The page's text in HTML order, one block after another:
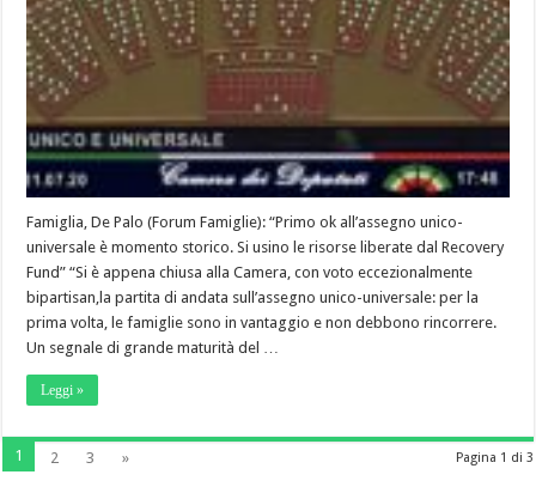
Famiglia, De Palo (Forum Famiglie): “Primo ok all’assegno unico-
universale è momento storico. Si usino le risorse liberate dal Recovery
Fund” “Si è appena chiusa alla Camera, con voto eccezionalmente
bipartisan,la partita di andata sull’assegno unico-universale: per la
prima volta, le famiglie sono in vantaggio e non debbono rincorrere.
Un segnale di grande maturità del …
Leggi »
Pagina 1 di 3
1 2 3 »